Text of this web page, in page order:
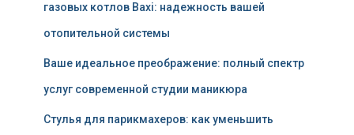
газовых котлов Baxi: надежность вашей
отопительной системы
Ваше идеальное преображение: полный спектр
услуг современной студии маникюра
Стулья для парикмахеров: как уменьшить